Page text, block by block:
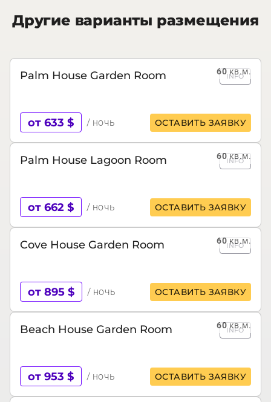
Другие варианты размещения
60кв.м.
Palm House Garden Room INFO
от 633 $ / ночь ОСТАВИТЬ ЗАЯВКУ
60кв.м.
Palm House Lagoon Room INFO
от 662 $ / ночь ОСТАВИТЬ ЗАЯВКУ
60кв.м.
Cove House Garden Room INFO
от 895 $ / ночь ОСТАВИТЬ ЗАЯВКУ
60кв.м.
Beach House Garden Room INFO
от 953 $ / ночь ОСТАВИТЬ ЗАЯВКУ